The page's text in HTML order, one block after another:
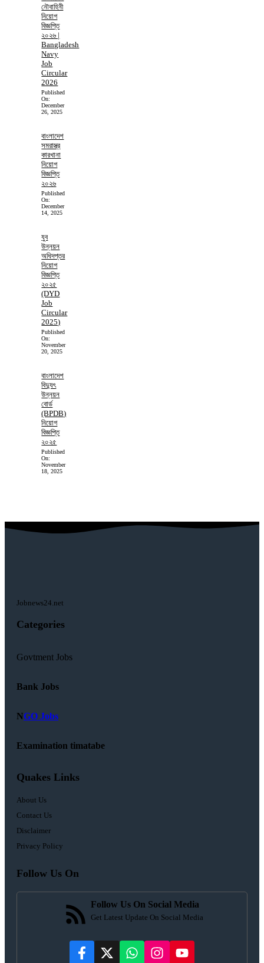
নৌবাহিনী
নিয়োগ
বিজ্ঞপ্তি
২০২৬ |
Bangladesh
Navy
Job
Circular
2026
Published
On:
December
26, 2025
বাংলাদেশ
সমরাস্ত্র
কারখানা
নিয়োগ
বিজ্ঞপ্তি
২০২৬
Published
On:
December
14, 2025
যুব
উন্নয়ন
অধিদপ্তর
নিয়োগ
বিজ্ঞপ্তি
২০২৫
(DYD
Job
Circular
2025)
Published
On:
November
20, 2025
বাংলাদেশ
বিদ্যুৎ
উন্নয়ন
বোর্ড
(BPDB)
নিয়োগ
বিজ্ঞপ্তি
২০২৫
Published
On:
November
18, 2025
Jobnews24.net
Categories
Govtment Jobs
Bank Jobs
NGO Jobs
Examination timatabe
Quakes Links
About Us
Contact Us
Disclaimer
Privacy Policy
Follow Us On
Follow Us On Social Media
Get Latest Update On Social Media